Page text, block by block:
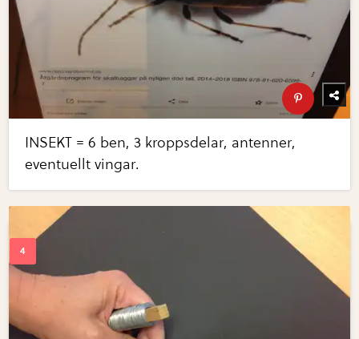
INSEKT = 6 ben, 3 kroppsdelar, antenner,
eventuellt vingar.